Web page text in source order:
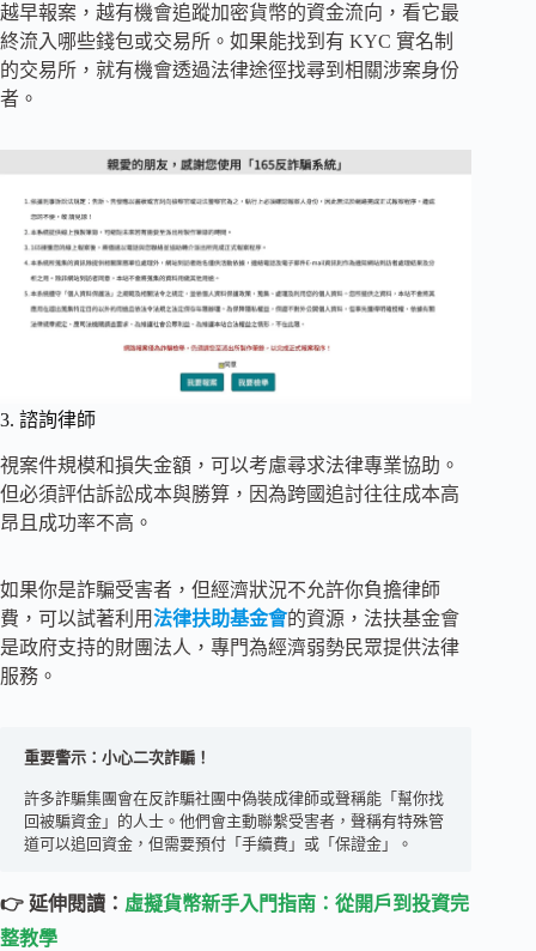
越早報案，越有機會追蹤加密貨幣的資金流向，看它最
終流入哪些錢包或交易所。如果能找到有 KYC 實名制
的交易所，就有機會透過法律途徑找尋到相關涉案身份
者。
3. 諮詢律師
視案件規模和損失金額，可以考慮尋求法律專業協助。
但必須評估訴訟成本與勝算，因為跨國追討往往成本高
昂且成功率不高。
如果你是詐騙受害者，但經濟狀況不允許你負擔律師
費，可以試著利用法律扶助基金會的資源，法扶基金會
是政府支持的財團法人，專門為經濟弱勢民眾提供法律
服務。
重要警示：小心二次詐騙！
許多詐騙集團會在反詐騙社團中偽裝成律師或聲稱能「幫你找
回被騙資金」的人士。他們會主動聯繫受害者，聲稱有特殊管
道可以追回資金，但需要預付「手續費」或「保證金」。
👉 延伸閱讀： 虛擬貨幣新手入門指南：從開戶到投資完
整教學